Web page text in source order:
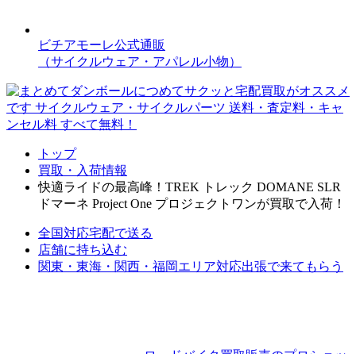
ビチアモーレ公式通販
（サイクルウェア・アパレル小物）
トップ
買取・入荷情報
快適ライドの最高峰！TREK トレック DOMANE SLR
ドマーネ Project One プロジェクトワンが買取で入荷！
全国対応宅配で送る
店舗に持ち込む
関東・東海・関西・福岡エリア対応出張で来てもらう